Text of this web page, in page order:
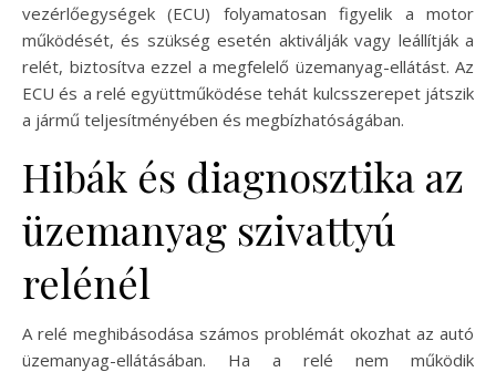
vezérlőegységek (ECU) folyamatosan figyelik a motor
működését, és szükség esetén aktiválják vagy leállítják a
relét, biztosítva ezzel a megfelelő üzemanyag-ellátást. Az
ECU és a relé együttműködése tehát kulcsszerepet játszik
a jármű teljesítményében és megbízhatóságában.
Hibák és diagnosztika az
üzemanyag szivattyú
relénél
A relé meghibásodása számos problémát okozhat az autó
üzemanyag-ellátásában. Ha a relé nem működik